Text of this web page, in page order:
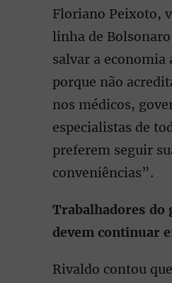
Floriano Peixoto,
linha de
salvar a economia
porque não
nos médicos,
especialistas de
preferem seguir
conveniências”.
Trabalhadores do
devem continuar
Rivaldo contou